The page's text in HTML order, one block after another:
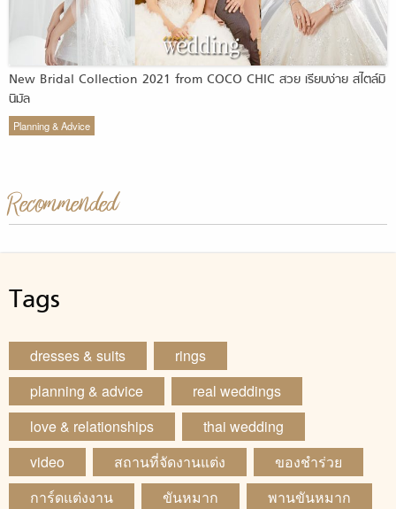
New Bridal Collection 2021 from COCO CHIC สวย เรียบง่าย สไตล์มิ
นิมัล
Planning & Advice
Recommended
Tags
dresses & suits
rings
planning & advice
real weddings
love & relationships
thai wedding
video
สถานที่จัดงานแต่ง
ของชำร่วย
การ์ดแต่งงาน
ขันหมาก พานขันหมาก